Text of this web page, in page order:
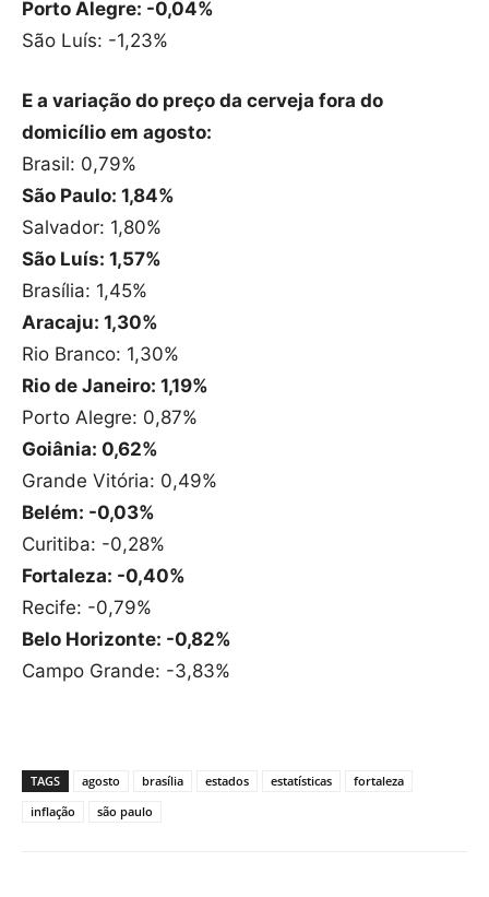
Porto Alegre: -0,04%
São Luís: -1,23%
E a variação do preço da cerveja fora do
domicílio em agosto:
Brasil: 0,79%
São Paulo: 1,84%
Salvador: 1,80%
São Luís: 1,57%
Brasília: 1,45%
Aracaju: 1,30%
Rio Branco: 1,30%
Rio de Janeiro: 1,19%
Porto Alegre: 0,87%
Goiânia: 0,62%
Grande Vitória: 0,49%
Belém: -0,03%
Curitiba: -0,28%
Fortaleza: -0,40%
Recife: -0,79%
Belo Horizonte: -0,82%
Campo Grande: -3,83%
TAGS agosto brasília estados estatísticas
fortaleza
inflação
são paulo